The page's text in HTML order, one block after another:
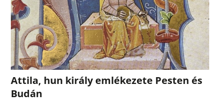
Attila, hun király emlékezete Pesten és
Budán